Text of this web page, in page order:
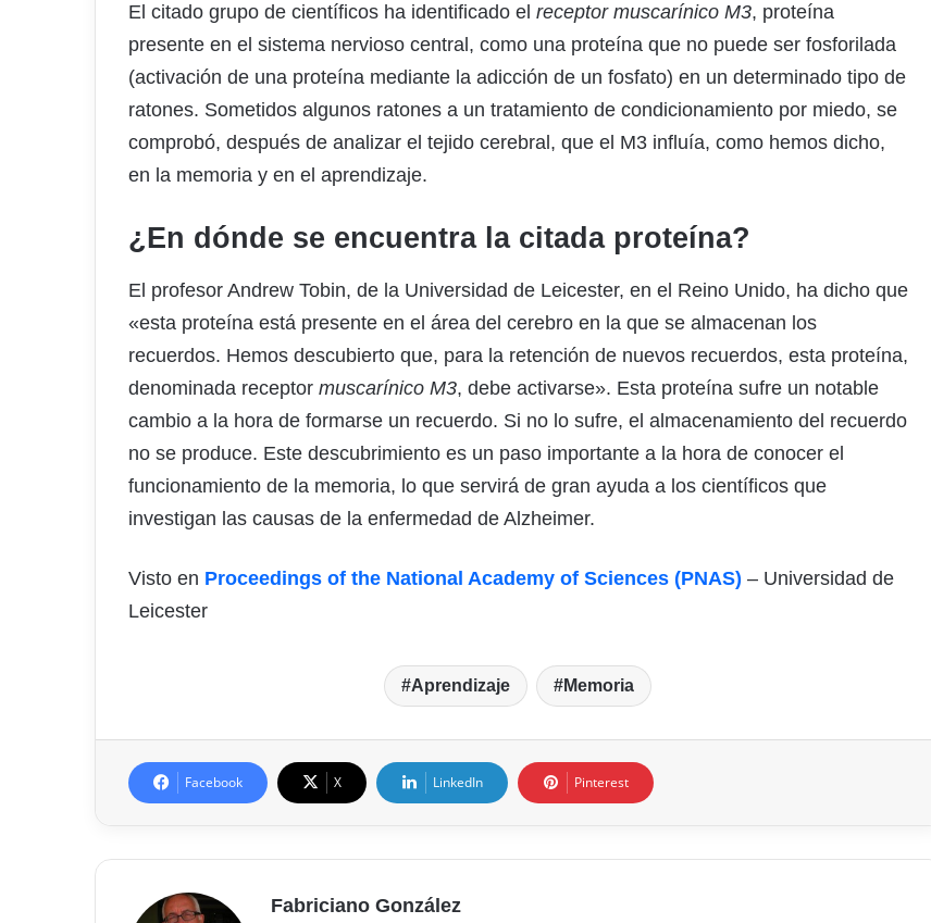
El citado grupo de científicos ha identificado el receptor muscarínico M3, proteína
presente en el sistema nervioso central, como una proteína que no puede ser fosforilada
(activación de una proteína mediante la adicción de un fosfato) en un determinado tipo de
ratones. Sometidos algunos ratones a un tratamiento de condicionamiento por miedo, se
comprobó, después de analizar el tejido cerebral, que el M3 influía, como hemos dicho,
en la memoria y en el aprendizaje.
¿En dónde se encuentra la citada proteína?
El profesor Andrew Tobin, de la Universidad de Leicester, en el Reino Unido, ha dicho que
«esta proteína está presente en el área del cerebro en la que se almacenan los
recuerdos. Hemos descubierto que, para la retención de nuevos recuerdos, esta proteína,
denominada receptor muscarínico M3, debe activarse». Esta proteína sufre un notable
cambio a la hora de formarse un recuerdo. Si no lo sufre, el almacenamiento del recuerdo
no se produce. Este descubrimiento es un paso importante a la hora de conocer el
funcionamiento de la memoria, lo que servirá de gran ayuda a los científicos que
investigan las causas de la enfermedad de Alzheimer.
Visto en Proceedings of the National Academy of Sciences (PNAS) – Universidad de
Leicester
Aprendizaje Memoria
Facebook X LinkedIn Pinterest
Fabriciano González